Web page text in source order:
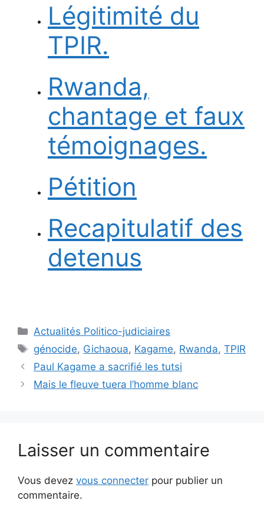
Légitimité du
TPIR.
Rwanda,
chantage et faux
témoignages.
Pétition
Recapitulatif des
detenus
Catégories
Actualités Politico-judiciaires
Étiquettes
génocide, Gichaoua, Kagame, Rwanda,TPIR
Paul Kagame a sacrifié les tutsi
Mais le fleuve tuera l’homme blanc
Laisser un commentaire
Vous devez vous connecter pour publier un
commentaire.